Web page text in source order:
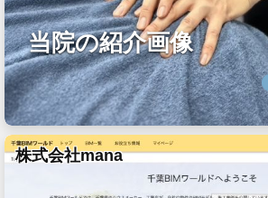
当院の紹介画像
株式会社mana